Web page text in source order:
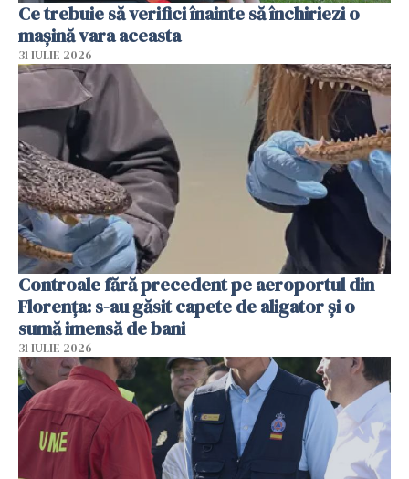
Ce trebuie să verifici înainte să închiriezi o
mașină vara aceasta
31 IULIE 2026
Controale fără precedent pe aeroportul din
Florența: s-au găsit capete de aligator și o
sumă imensă de bani
31 IULIE 2026